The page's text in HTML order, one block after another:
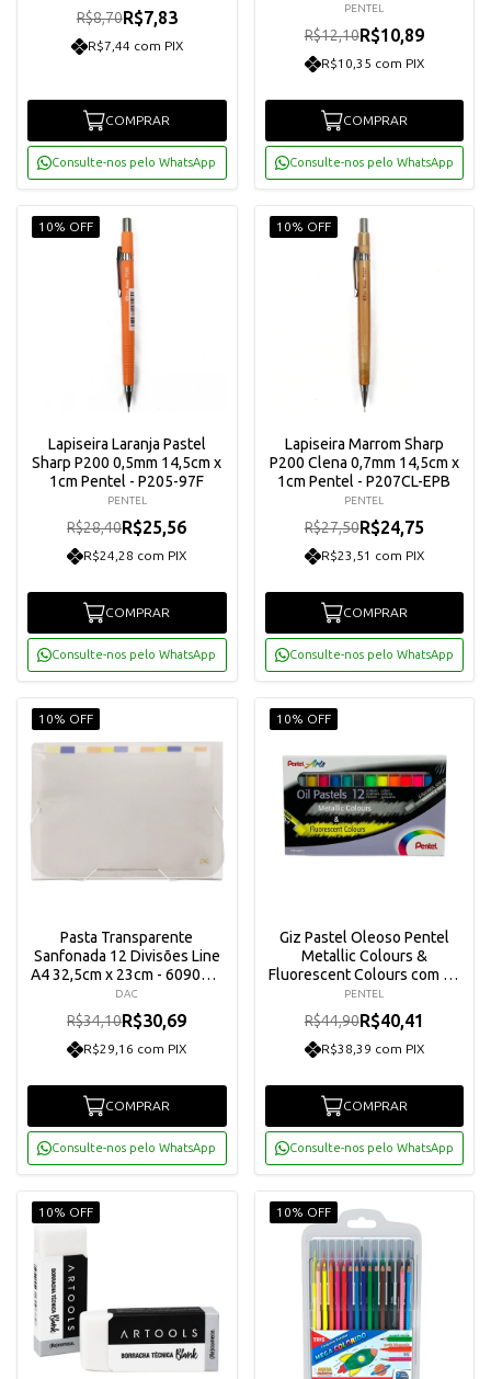
R$8,70R$7,83
R$7,44 com PIX
COMPRAR
Consulte-nos pelo WhatsApp
PENTEL
R$12,10R$10,89
R$10,35 com PIX
COMPRAR
Consulte-nos pelo WhatsApp
10% OFF
Lapiseira Laranja Pastel
Sharp P200 0,5mm 14,5cm x
1cm Pentel - P205-97F
PENTEL
R$28,40R$25,56
R$24,28 com PIX
COMPRAR
Consulte-nos pelo WhatsApp
10% OFF
Lapiseira Marrom Sharp
P200 Clena 0,7mm 14,5cm x
1cm Pentel - P207CL-EPB
PENTEL
R$27,50R$24,75
R$23,51 com PIX
COMPRAR
Consulte-nos pelo WhatsApp
10% OFF
Pasta Transparente
Sanfonada 12 Divisões Line
A4 32,5cm x 23cm - 6090PP-
TR
DAC
R$34,10R$30,69
R$29,16 com PIX
COMPRAR
Consulte-nos pelo WhatsApp
10% OFF
Giz Pastel Oleoso Pentel
Metallic Colours &
Fluorescent Colours com 12
Cores - Phn-mf12
PENTEL
R$44,90R$40,41
R$38,39 com PIX
COMPRAR
Consulte-nos pelo WhatsApp
10% OFF 10% OFF